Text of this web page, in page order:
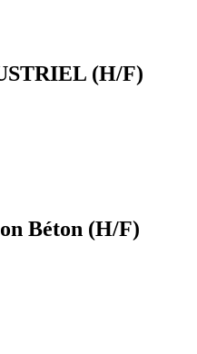
(H/F)
Béton (H/F)